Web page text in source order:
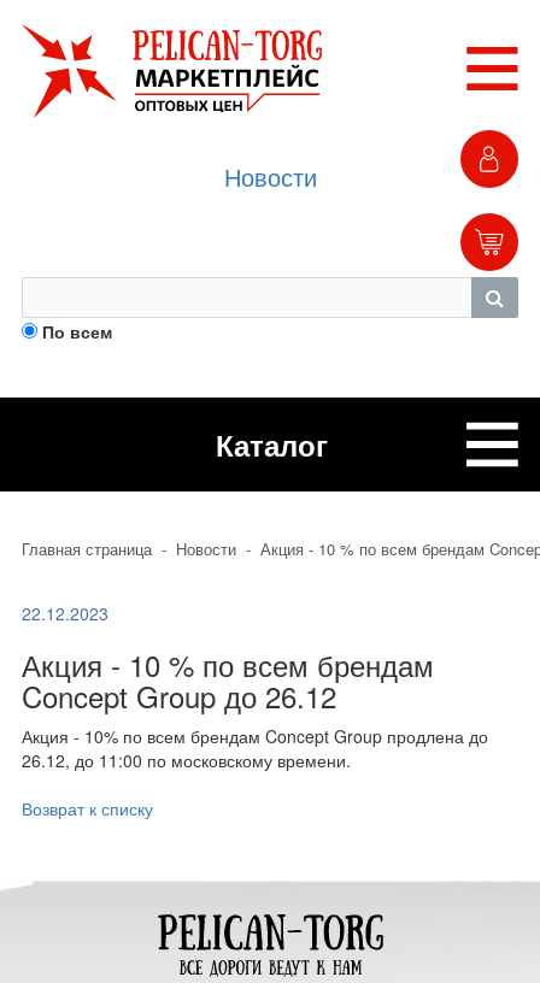
По всем
Новости
Каталог
Главная страница - Новости - Акция - 10 % по всем брендам
22.12.2023
Акция - 10 % по всем брендам
Concept Group до 26.12
Акция - 10% по всем брендам Concept Group продлена до
26.12, до 11:00 по московскому времени.
Возврат к списку